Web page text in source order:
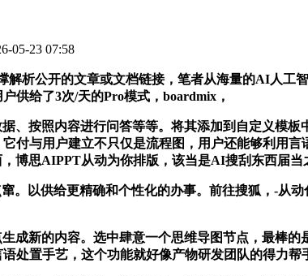
05-23 07:58
公开的文章或文档链接，笔者从海量的AI人工
供给了3次/天的Pro模式，boardmix，
按照内容进行问答等等。将其添加到自定义模板
付与用户建立不只仅是流程图，用户还能够利用
博思AIPPT从动为你排版，该当是AI搜刮东西届当
以供给更精确和个性化的办事。前往搜狐，-从
新的内容。选中肆意一个思维导图节点，最棒的
处置手艺，这个功能就好像产物研发团队的得力帮